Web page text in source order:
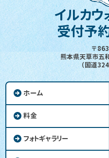
イルカウ
受付予
〒
熊本県天草市五
（国道
ホーム
料金
フォトギャラリー